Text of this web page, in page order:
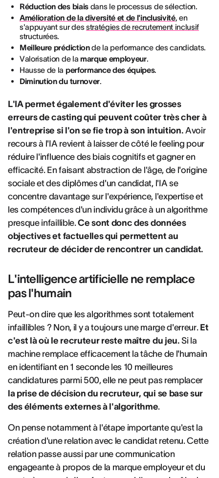
Réduction des biaisdans le processus de sélection.
Amélioration de la diversité et de l'inclusivité, en
s'appuyant sur desstratégies de recrutement inclusif
structurées.
Meilleure prédictionde la performance des candidats.
Valorisation de la marque employeur.
Hausse de la performance des équipes.
Diminution du turnover.
L'IA permet également d'éviter les grosses
erreurs de casting qui peuvent coûter très cher à
l'entreprise si l'on se fie trop à son intuition. Avoir
recours à l'IA revient à laisser de côté le feeling pour
réduire l'influence des biais cognitifs et gagner en
efficacité. En faisant abstraction de l'âge, de l'origine
sociale et des diplômes d'un candidat, l'IA se
concentre davantage sur l'expérience, l'expertise et
les compétences d'un individu grâce à un algorithme
presque infaillible.Ce sont donc des données
objectives et factuelles qui permettent au
recruteur de décider de rencontrer un candidat.
L'intelligence artificielle ne remplace
pas l'humain
Peut-on dire que les algorithmes sont totalement
infaillibles ? Non, il y a toujours une marge d'erreur. Et
c'est là où le recruteur reste maître du jeu. Si la
machine remplace efficacement la tâche de l'humain
en identifiant en 1 seconde les 10 meilleures
candidatures parmi 500, elle ne peut pas remplacer
la prise de décision du recruteur, qui se base sur
des éléments externes à l'algorithme.
On pense notamment à l'étape importante qu'est la
création d'une relation avec le candidat retenu. Cette
relation passe aussi par une communication
engageante à propos de la marque employeur et du